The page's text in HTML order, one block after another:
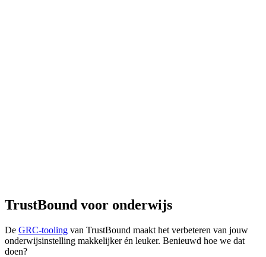
TrustBound voor onderwijs
De GRC-tooling van TrustBound maakt het verbeteren van jouw
onderwijsinstelling makkelijker én leuker. Benieuwd hoe we dat
doen?